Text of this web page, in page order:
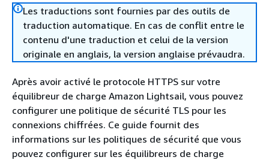
Les traductions sont fournies par des outils de
traduction automatique. En cas de conflit entre le
contenu d'une traduction et celui de la version
originale en anglais, la version anglaise prévaudra.
Après avoir activé le protocole HTTPS sur votre
équilibreur de charge Amazon Lightsail, vous pouvez
configurer une politique de sécurité TLS pour les
connexions chiffrées. Ce guide fournit des
informations sur les politiques de sécurité que vous
pouvez configurer sur les équilibreurs de charge